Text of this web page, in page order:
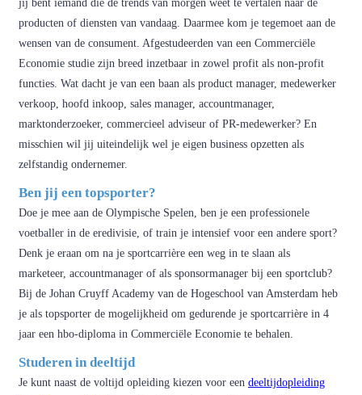
jij bent iemand die de trends van morgen weet te vertalen naar de
producten of diensten van vandaag. Daarmee kom je tegemoet aan de
wensen van de consument. Afgestudeerden van een Commerciële
Economie studie zijn breed inzetbaar in zowel profit als non-profit
functies. Wat dacht je van een baan als product manager, medewerker
verkoop, hoofd inkoop, sales manager, accountmanager,
marktonderzoeker, commercieel adviseur of PR-medewerker? En
misschien wil jij uiteindelijk wel je eigen business opzetten als
zelfstandig ondernemer.
Ben jij een topsporter?
Doe je mee aan de Olympische Spelen, ben je een professionele
voetballer in de eredivisie, of train je intensief voor een andere sport?
Denk je eraan om na je sportcarrière een weg in te slaan als
marketeer, accountmanager of als sponsormanager bij een sportclub?
Bij de Johan Cruyff Academy van de Hogeschool van Amsterdam heb
je als topsporter de mogelijkheid om gedurende je sportcarrière in 4
jaar een hbo-diploma in Commerciële Economie te behalen.
Studeren in deeltijd
Je kunt naast de voltijd opleiding kiezen voor een deeltijdopleiding